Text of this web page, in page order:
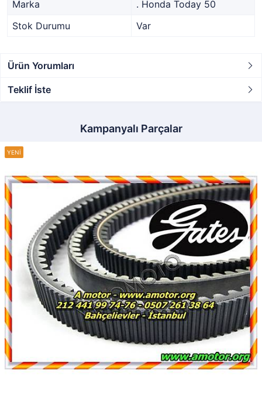
Marka
. Honda Today 50
Stok Durumu
Var
Ürün Yorumları
Teklif İste
Kampanyalı Parçalar